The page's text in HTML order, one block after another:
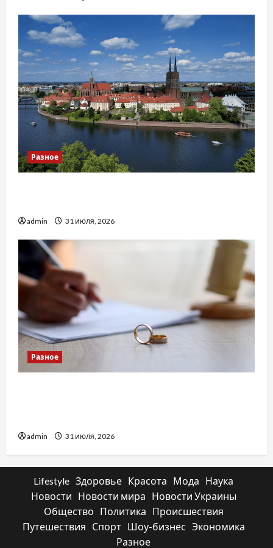
Разное
admin 31 июля, 2026
Разное
admin 31 июля, 2026
Lifestyle Здоровье Красота Мода
Наука
Новости
Новости мира
Новости Украины
Общество
Политика
Происшествия
Путешествия
Спорт Шоу-бизнес Экономика
Разное